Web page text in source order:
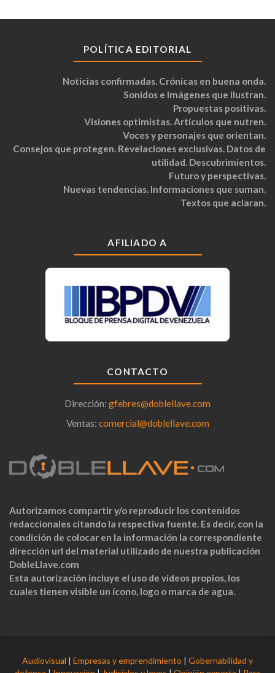
POLÍTICA EDITORIAL
Noticias confirmadas. Crónicas en buena onda.
Sonidos e imágenes que ilustran.
Propuestas positivas.
Visiones optimistas. Artículos que nutren.
Voces y personajes que orientan.
Consejos que protegen. Revelaciones exclusivas. Datos de
utilidad. Descubrimientos.
Futuro y perspectivas.
Nuevas tendencias. Informaciones que suman.
Textos que aclaran.
AFILIADO A
CONTACTO
Dirección: gfebres@doblellave.com
Ventas: comercial@doblellave.com
Autorizamos compartir y/o reproducir los contenidos
redaccionales citando la respectiva fuente. Es decir, con la
condición de colocar en la información la correspondiente
dirección url del material utilizado de nuestra publicación
DobleLlave.com
Esta autorización incluye el uso de videos propios, los
cuales tienen visible un ícono, logo o marca de agua.
Audiovisual | Empresas y emprendimiento | Gobernabilidad y